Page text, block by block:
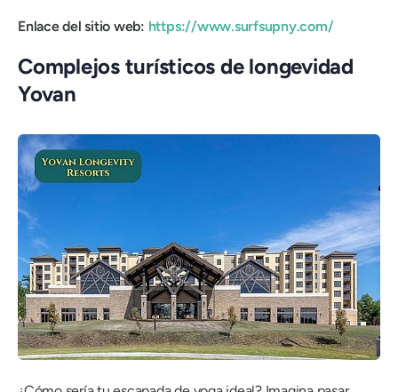
Enlace del sitio web: https://www.surfsupny.com/
Complejos turísticos de longevidad
Yovan